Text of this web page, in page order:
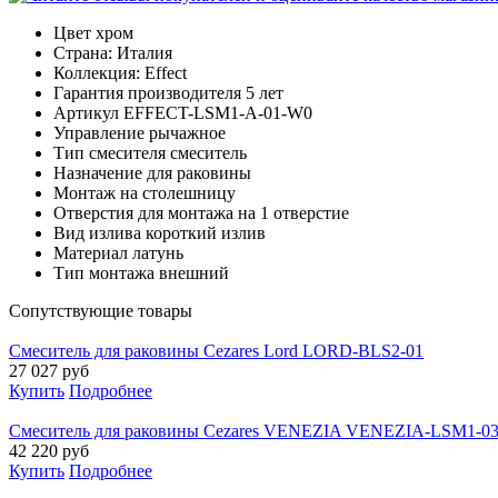
Цвет хром
Страна: Италия
Коллекция: Effect
Гарантия производителя 5 лет
Артикул EFFECT-LSM1-A-01-W0
Управление рычажное
Тип смесителя смеситель
Назначение для раковины
Монтаж на столешницу
Отверстия для монтажа на 1 отверстие
Вид излива короткий излив
Материал латунь
Тип монтажа внешний
Cопутствующие товары
Смеситель для раковины Cezares Lord LORD-BLS2-01
27 027 руб
Купить Подробнее
Смеситель для раковины Cezares VENEZIA VENEZIA-LSM1-
42 220 руб
Купить Подробнее